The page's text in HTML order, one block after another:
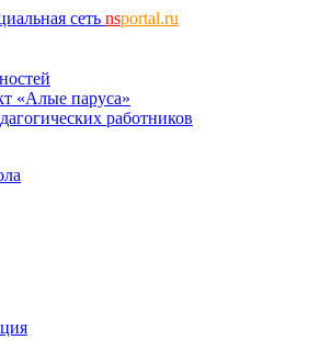
сеть nsportal.ru
«Алые паруса»
работников